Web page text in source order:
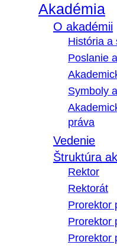
Akadémia
O akadémii
História a
Poslanie
Symboly
práva
Vedenie
Štruktúra
Rektor
Rektorát
Prorektor
Prorektor
Prorektor